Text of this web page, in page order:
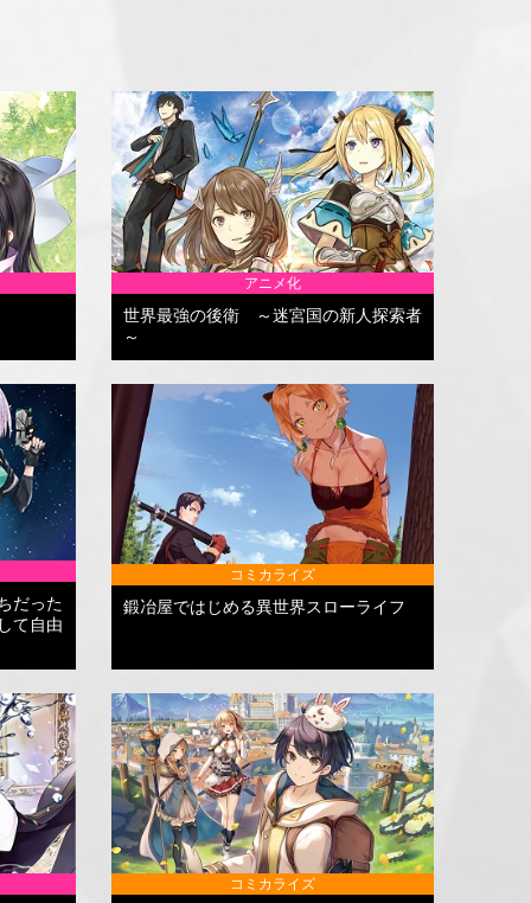
アニメ化
世界最強の後衛 ～迷宮国の新人探索者
～
だった
て自由
コミカライズ
鍛冶屋ではじめる異世界スローライフ
コミカライズ